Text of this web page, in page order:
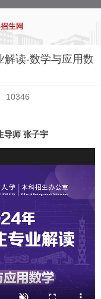
解读-数学与应用数
10346
导师 张子宇